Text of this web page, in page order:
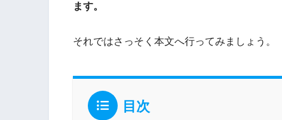
ます。
それではさっそく本文へ行ってみましょう。
目次